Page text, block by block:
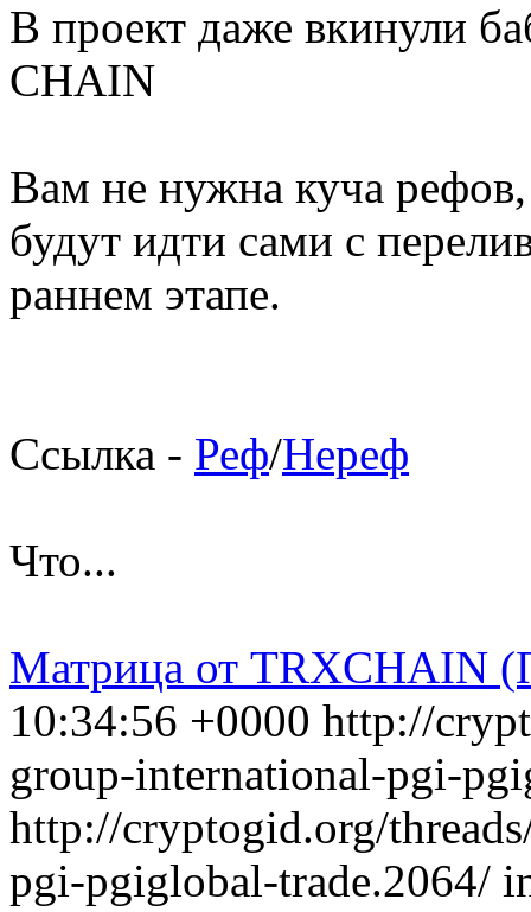
В проект даже вкинули
CHAIN
Вам не нужна куча рефов,
будут идти сами с
раннем этапе.
Ссылка - Реф/Нереф
Что...
Матрица от TRXCHAIN
10:34:56 +0000 http://
group-international-pgi-
http://cryptogid.org/
pgi-pgiglobal-trade.2064/